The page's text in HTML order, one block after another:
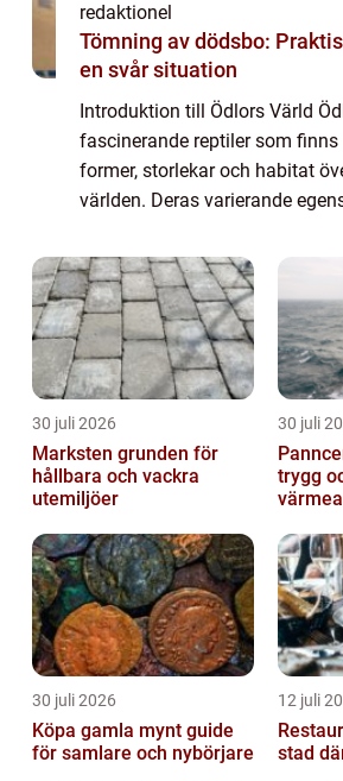
redaktionel
Tömning av dödsbo:
en svår situation
Introduktion till Ödlors Värld
fascinerande reptiler som finns
former, storlekar och habitat
världen. Deras varierande
att utforska. I denna artikel
g...
30 juli 2026
Marksten grunden för
hållbara och vackra
utemiljöer
30 juli
Panncentral
trygg
30 juli 2026
Köpa gamla mynt guide
för samlare och nybörjare
12 juli
stad